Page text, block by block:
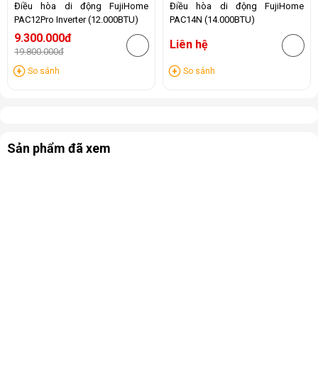
Điều hòa di động FujiHome
PAC12Pro Inverter (12.000BTU)
9.300.000đ
19.800.000đ
So sánh
Điều hòa di động FujiHome
PAC14N (14.000BTU)
Liên hệ
So sánh
Sản phẩm đã xem